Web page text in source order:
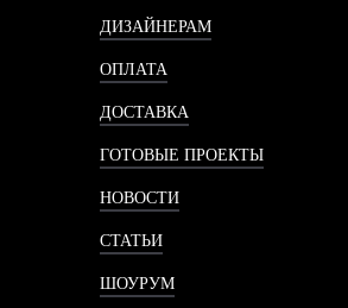
ДИЗАЙНЕРАМ
ОПЛАТА
ДОСТАВКА
ГОТОВЫЕ ПРОЕКТЫ
НОВОСТИ
СТАТЬИ
ШОУРУМ